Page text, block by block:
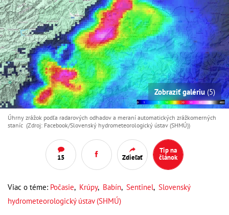
Zobraziť galériu (5)
Úhrny zrážok podľa radarových odhadov a meraní automatických zrážkomerných
staníc (Zdroj: Facebook/Slovenský hydrometeorologický ústav (SHMÚ))
15 Zdieľať
Tip na
článok
Viac o téme: Počasie, Krúpy, Babín, Sentinel, Slovenský
hydrometeorologický ústav (SHMÚ)